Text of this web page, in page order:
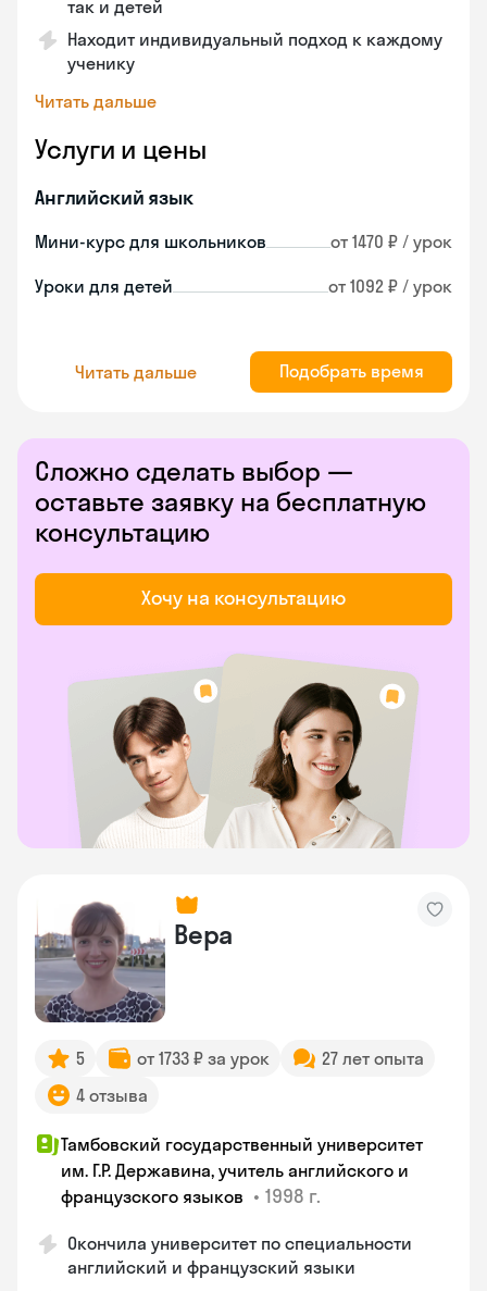
так и детей
Находит индивидуальный подход к каждому
ученику
Читать дальше
Услуги и цены
Английский язык
Мини-курс для школьников от 1470 ₽ / урок
Уроки для детей от 1092 ₽ / урок
Читать дальше Подобрать время
Сложно сделать выбор —
оставьте заявку на бесплатную
консультацию
Хочу на консультацию
Вера
5 от 1733 ₽ за урок
27 лет опыта
4 отзыва
Тамбовский государственный университет
им. Г.Р. Державина, учитель английского и
французского языков • 1998 г.
Окончила университет по специальности
английский и французский языки